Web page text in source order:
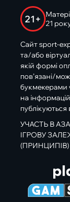
21+
21
Сайт sport-
та/або
якій формі
пов’язані/
букмекерами
на
УЧАСТЬ В
ІГРОВУ
(ПРИНЦИПІВ)